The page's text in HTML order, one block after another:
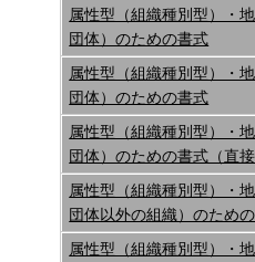
属性型（組織種別型）・
団体）のための書式
属性型（組織種別型）・
団体）のための書式
属性型（組織種別型）・
団体）のための書式（直接
属性型（組織種別型）・
団体以外の組織）のため
属性型（組織種別型）・